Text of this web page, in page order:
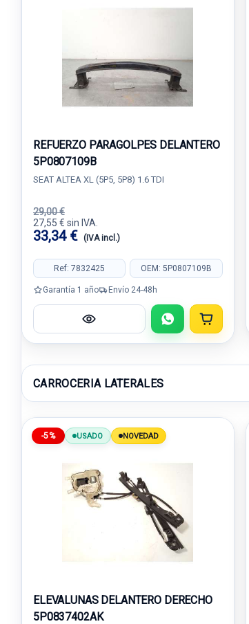
REFUERZO PARAGOLPES DELANTERO
5P0807109B
SEAT ALTEA XL (5P5, 5P8) 1.6 TDI
29,00 €
27,55 € sin IVA.
33,34 € (IVA incl.)
Ref: 7832425 OEM: 5P0807109B
Garantía 1 año Envío 24-48h
CARROCERIA LATERALES
-5% USADO NOVEDAD
ELEVALUNAS DELANTERO DERECHO
5P0837402AK